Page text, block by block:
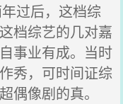
过后，这档综
档综艺的几对嘉
事业有成。当时
秀，可时间证综
偶像剧的真。